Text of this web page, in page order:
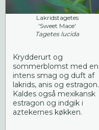
Lakridstagetes
'Sweet Mace'
Tagetes lucida
Krydderurt og
sommerblomst med en
intens smag og duft af
lakrids, anis og estragon.
Kaldes også mexikansk
estragon og indgik i
aztekernes køkken.